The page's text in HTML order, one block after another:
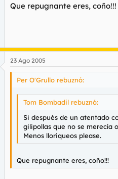
Que repugnante eres, coño!!!
23 Ago 2005
Per O'Grullo rebuznó:
Tom Bombadil rebuznó:
Si después de un atentado
gilipollas que no se merecía
Menos lloriqueos please.
Que repugnante eres, coño!!!